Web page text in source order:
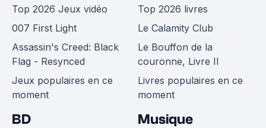
Top 2026 Jeux vidéo
007 First Light
Assassin's Creed: Black
Flag - Resynced
Jeux populaires en ce
moment
Top 2026 livres
Le Calamity Club
Le Bouffon de la
couronne, Livre II
Livres populaires en ce
moment
BD Musique